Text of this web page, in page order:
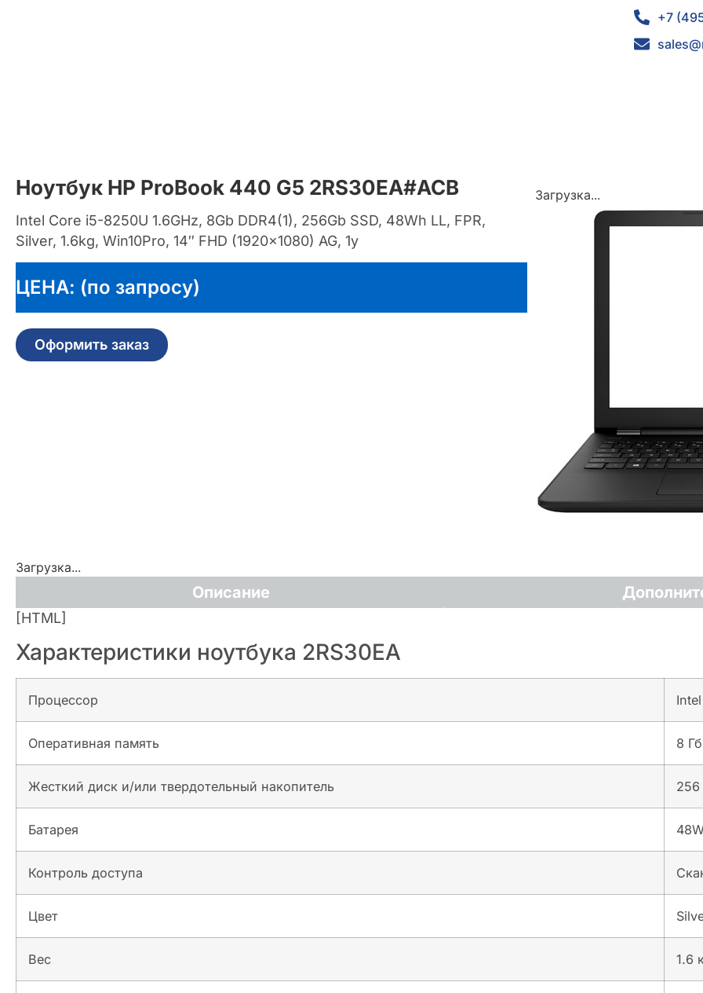
+7
Ноутбук HP ProBook 440 G5 2RS30EA#ACB
Intel Core i5-8250U 1.6GHz, 8Gb DDR4(1), 256Gb SSD, 48Wh LL, FPR,
Silver, 1.6kg, Win10Pro, 14″ FHD (1920×1080) AG, 1y
ЦЕНА: (по запросу)
Оформить заказ
Загрузка...
Загрузка...
Описание
[HTML]
Характеристики ноутбука 2RS30EA
Процессор
Оперативная память 8
Жесткий диск и/или твердотельный накопитель 256
Батарея
Контроль доступа
Цвет
Вес 1.6